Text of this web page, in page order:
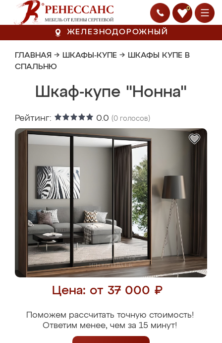
0
ЖЕЛЕЗНОДОРОЖНЫЙ
ГЛАВНАЯ → ШКАФЫ-КУПЕ → ШКАФЫ КУПЕ В
СПАЛЬНЮ
Шкаф-купе "Нонна"
Рейтинг: 0.0 (0 голосов)
Цена: от 37 000 ₽
Поможем рассчитать точную стоимость!
Ответим менее, чем за 15 минут!